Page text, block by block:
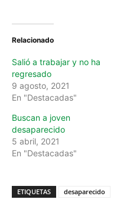
Relacionado
Salió a trabajar y no ha
regresado
9 agosto, 2021
En "Destacadas"
Buscan a joven
desaparecido
5 abril, 2021
En "Destacadas"
ETIQUETAS desaparecido